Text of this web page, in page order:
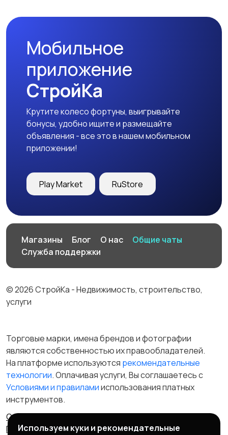
оптические приборы
Мобильное
приложение
СтройКа
Крутите колесо фортуны, выигрывайте
бонусы, удобно ищите и размещайте
объявления - все это в нашем мобильном
приложении!
Play Market RuStore
Магазины Блог О нас
Общие чаты
Служба поддержки
© 2026 СтройКа - Недвижимость, строительство,
услуги
Торговые марки, имена брендов и фотографии
являются собственностью их правообладателей.
На платформе используются рекомендательные
технологии. Оплачивая услуги, Вы соглашаетесь c
Условиями и правиламииспользования платных
инструментов.
Отказ от ответственности
Правила сервиса
Политика конфиденциальности
Пользовательское
Используем куки и рекомендательные